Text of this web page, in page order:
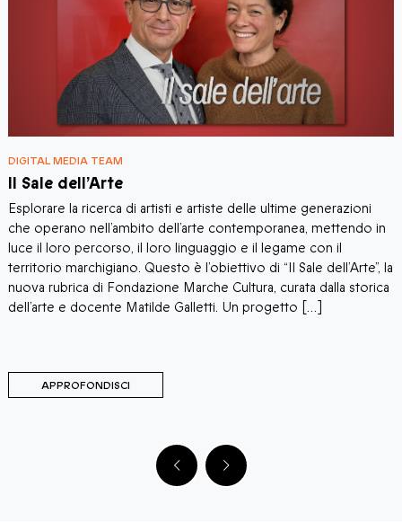
DIGITAL MEDIA TEAM
Il Sale dell’Arte
Esplorare la ricerca di artisti e artiste delle ultime generazioni
che operano nell’ambito dell’arte contemporanea, mettendo in
luce il loro percorso, il loro linguaggio e il legame con il
territorio marchigiano. Questo è l’obiettivo di “Il Sale dell’Arte”, la
nuova rubrica di Fondazione Marche Cultura, curata dalla storica
dell’arte e docente Matilde Galletti. Un progetto […]
APPROFONDISCI